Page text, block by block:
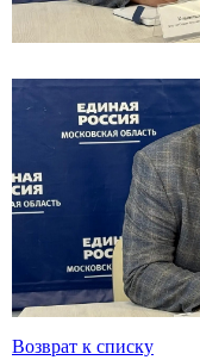
Возврат к списку